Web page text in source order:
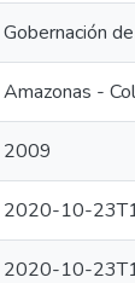
Gobernación
Amazonas -
2009
2020-10-
2020-10-